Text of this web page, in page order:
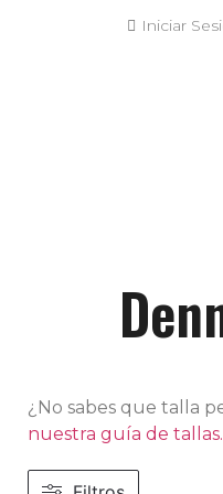
Iniciar
¿No sabes que talla
nuestra guía de tallas.